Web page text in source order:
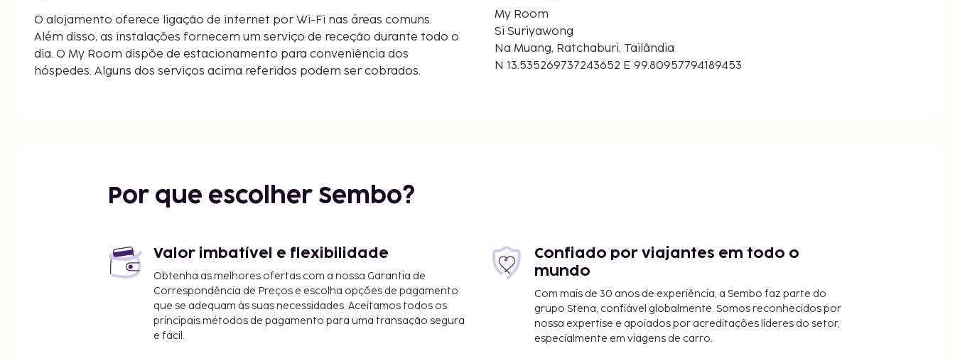
O alojamento oferece ligação de internet por Wi-Fi nas áreas comuns.
Além disso, as instalações fornecem um serviço de receção durante todo o
dia. O My Room dispõe de estacionamento para conveniência dos
hóspedes. Alguns dos serviços acima referidos podem ser cobrados.
My Room
Si Suriyawong
Na Muang, Ratchaburi, Tailândia
N 13.535269737243652 E 99.80957794189453
Por que escolher Sembo?
Valor imbatível e flexibilidade
Obtenha as melhores ofertas com a nossa Garantia de
Correspondência de Preços e escolha opções de pagamento
que se adequam às suas necessidades. Aceitamos todos os
principais métodos de pagamento para uma transação segura
e fácil.
Confiado por viajantes em todo o
mundo
Com mais de 30 anos de experiência, a Sembo faz parte do
grupo Stena, confiável globalmente. Somos reconhecidos por
nossa expertise e apoiados por acreditações líderes do setor,
especialmente em viagens de carro.